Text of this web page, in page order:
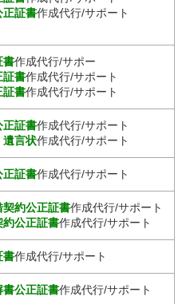
正証書作成代行/サポート
書作成代行/サポー
証書作成代行/サポート
証書作成代行/サポート
正証書作成代行/サポート
遺言状作成代行/サポート
正証書作成代行/サポート
約公正証書作成代行/サポート
約公正証書作成代行/サポート
書作成代行/サポート
書公正証書作成代行/サポート